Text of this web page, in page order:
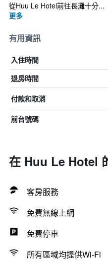
從Huu Le Hotel前往長灘十分...
更多
有用資訊
入住時間
退房時間
付款和取消
前台號碼
在 Huu Le Hotel
客房服務
免費無線上網
免費停車
所有區域均提供Wi-Fi